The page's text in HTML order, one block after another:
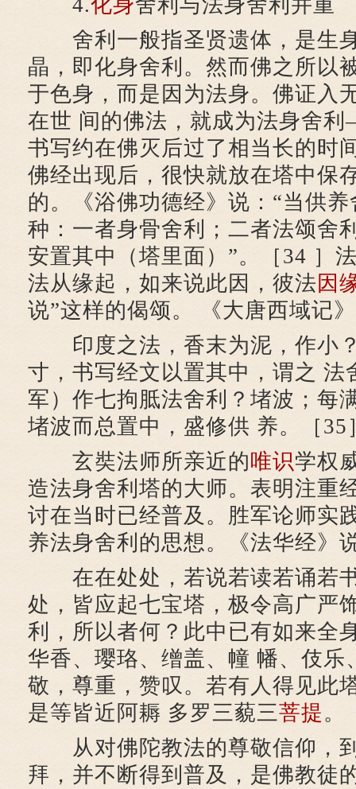
4.化身舍利与法身舍利并重
舍利一般指圣贤遗体，是生
晶，即化身舍利。然而佛之所以
于色身，而是因为法身。佛证入
在世 间的佛法，就成为法身舍
书写约在佛灭后过了相当长的时
佛经出现后，很快就放在塔中保
的。《浴佛功德经》说：“当供
种：一者身骨舍利；二者法颂
安置其中（塔里面）”。［34 ］
法从缘起，如来说此因，彼法 因
说”这样的偈颂。 《大唐西域记
印度之法，香末为泥，作小
寸，书写经文以置其中，谓之
军）作七拘胝法舍利？堵波；每
堵波而总置中，盛修供 养。［35
玄奘法师所亲近的唯识学权
造法身舍利塔的大师。表明注重
讨在当时已经普及。胜军论师实
养法身舍利的思想。《法华经》
在在处处，若说若读若诵若
处，皆应起七宝塔，极令高广严
利，所以者何？此中已有如来全
华香、璎珞、缯盖、幢 幡、伎乐
敬，尊重，赞叹。若有人得见此
是等皆近阿耨 多罗三藐三菩提。
从对佛陀教法的尊敬信仰，
拜，并不断得到普及，是佛教徒